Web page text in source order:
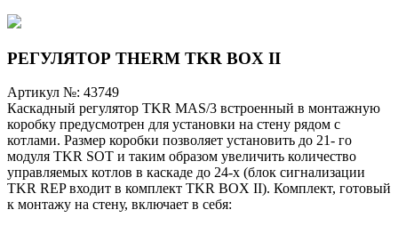
РЕГУЛЯТОР THERM TKR BOX II
Артикул №: 43749
Каскадный регулятор TKR MAS/3 встроенный в монтажную
коробку предусмотрен для установки на стену рядом с
котлами. Размер коробки позволяет установить до 21- го
модуля TKR SOT и таким образом увеличить количество
управляемых котлов в каскаде до 24-х (блок сигнализации
TKR REP входит в комплект TKR BOX II). Комплект, готовый
к монтажу на стену, включает в себя: